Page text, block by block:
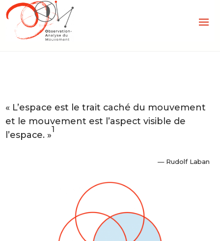
« L’espace est le trait caché du mouvement
et le mouvement est l’aspect visible de
l’espace. »
1
— Rudolf Laban